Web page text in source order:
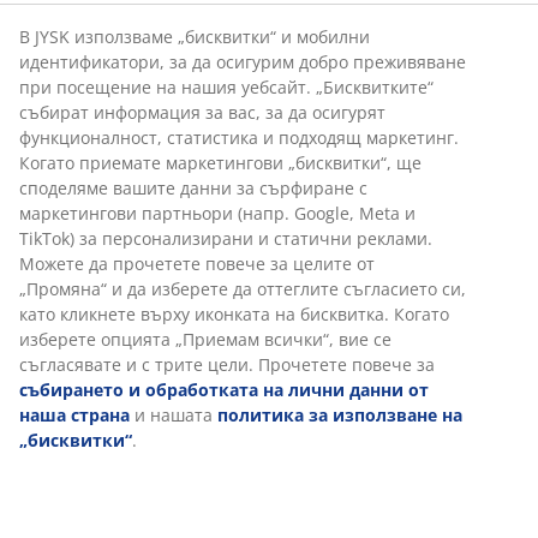
Предимство: Те са много издръжливи.
През горещите летни дни, за които всички мечтаем,
можете да се наслаждавате на чаша кафе в ръка и да
се потопете в мислите си.
Ние от JYSK Ви желаем фантастичен сезон на
открито!
Дата:15/03/2019
В JYSK използваме „бисквитки“ и мобилни
идентификатори, за да осигурим добро преживяване
при посещение на нашия уебсайт. „Бисквитките“
събират информация за вас, за да осигурят
функционалност, статистика и подходящ маркетинг.
Когато приемате маркетингови „бисквитки“, ще
споделяме вашите данни за сърфиране с
маркетингови партньори (напр. Google, Meta и
TikTok) за персонализирани и статични реклами.
Можете да прочетете повече за целите от
„Промяна“ и да изберете да оттеглите съгласието си,
като кликнете върху иконката на бисквитка. Когато
изберете опцията „Приемам всички“, вие се
съгласявате и с трите цели. Прочетете повече за
събирането и обработката на лични данни от
наша страна и нашата политика за използване на
„бисквитки“.